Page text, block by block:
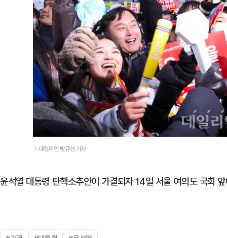
ⓒ데일리안 방규현 기자
윤석열 대통령 탄핵소추안이 가결되자 14일 서울 여의도 국회